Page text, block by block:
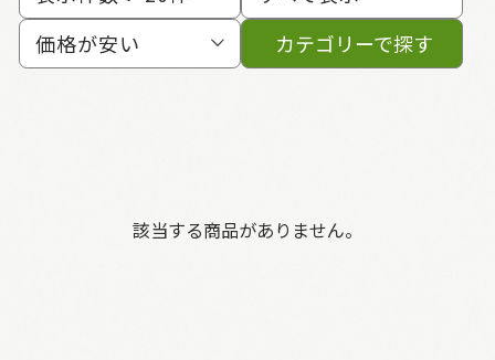
価格が安い
カテゴリーで探す
該当する商品がありません。